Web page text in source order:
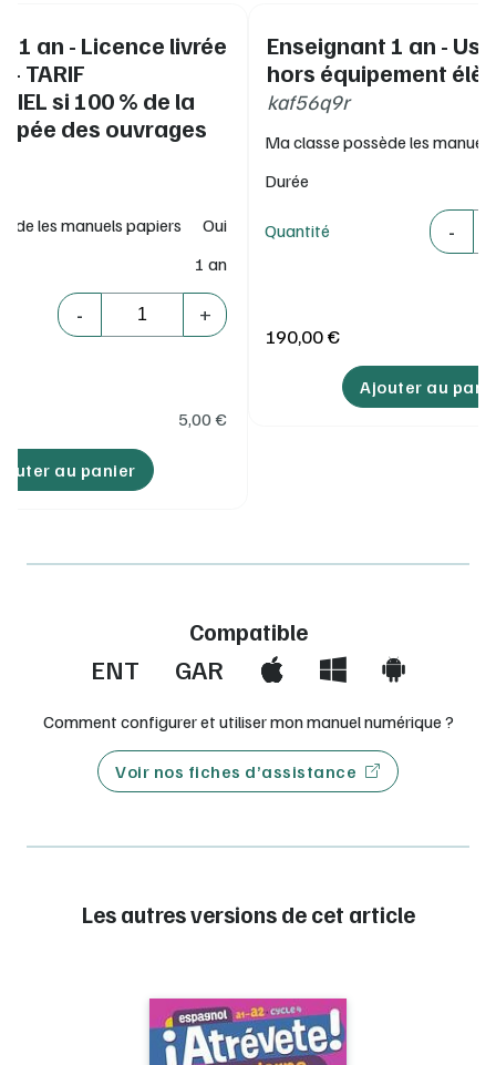
1 an - Licence livrée
- TARIF
si 100 % de la
des ouvrages
les manuels papiers
Oui
1 an
-
Quantité
+
5,00 €
au panier
Enseignant 1 an -
hors équipement
kaf56q9r
Ma classe possède les
Durée
Quantité -
Quantité
190,00 €
Ajouter au
Compatible
ENT GAR
Comment configurer et utiliser mon manuel numérique ?
Voir nos fiches d’assistance
Les autres versions de cet article